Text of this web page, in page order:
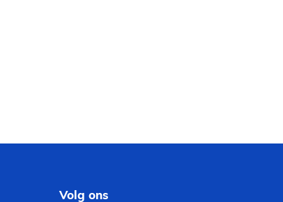
Volg ons